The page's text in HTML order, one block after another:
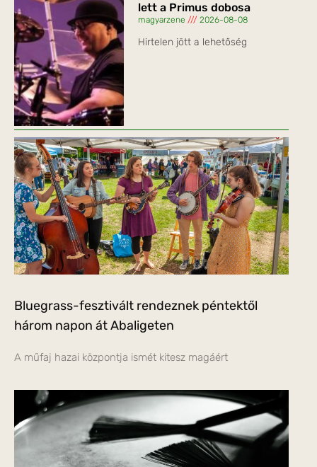
lett a Primus dobosa
magyarzene 2026-08-08
Hirtelen jött a lehetőség
Bluegrass-fesztivált rendeznek péntektől
három napon át Abaligeten
A műfaj hazai központja ismét kitesz magáért